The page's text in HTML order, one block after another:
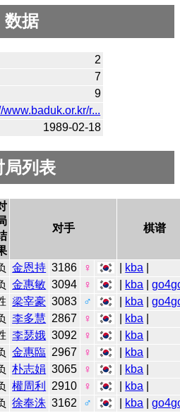
数据
2
7
9
www.baduk.or.kr/r...
1989-02-18
局列表
对手 棋谱
金恩持 3186 ♀ kba
金惠敏 3094 ♀ kba |
梁宰豪 3083 ♂ kba |
李多慧 2867 ♀ kba
李瑟娥 3092 ♀ kba
金惠臨 2967 ♀ kba
朴志娟 3065 ♀ kba
權周利 2910 ♀ kba
徐奉洙 3162 ♂ kba |